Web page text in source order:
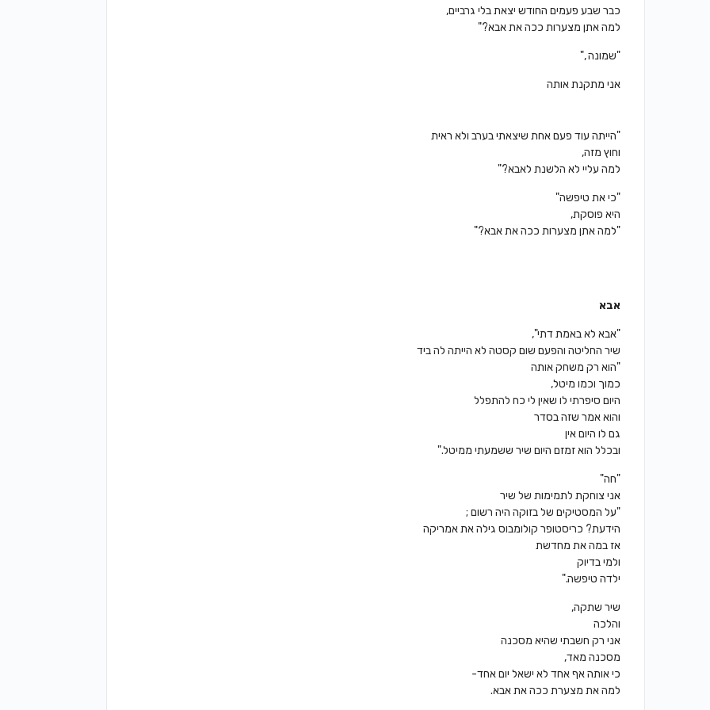
כבר שבע פעמים החודש יצאת בלי גרביים,
למה אתן מצערות ככה את אבא?"
"שמונה ,"
אני מתקנת אותה
"הייתה עוד פעם אחת שיצאתי בערב ולא ראית
וחוץ מזה,
למה עליי לא הלשנת לאבא?"
"כי את טיפשה"
היא פוסקת,
"למה אתן מצערות ככה את אבא?"
אבא
"אבא לא באמת דתי",
שיר החליטה והפעם שום קסטה לא הייתה לה ביד
"הוא רק משחק אותה
כמוך וכמו מיטל,
היום סיפרתי לו שאין לי כח להתפלל
והוא אמר שזה בסדר
גם לו היום אין
ובכלל הוא זמזם היום שיר ששמעתי ממיטל."
"חה"
אני צוחקת לתמימות של שיר
"על המסטיקים של בזוקה היה רשום ;
הידעת? כריסטופר קולומבוס גילה את אמריקה
אז במה את מחדשת
ולמי בדיוק
ילדה טיפשה."
שיר שתקה,
והלכה
אני רק חשבתי שהיא מסכנה
מסכנה מאד,
כי אותה אף אחד לא ישאל יום אחד-
למה את מצערת ככה את אבא.